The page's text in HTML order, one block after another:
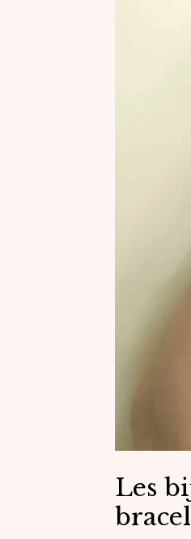
Les